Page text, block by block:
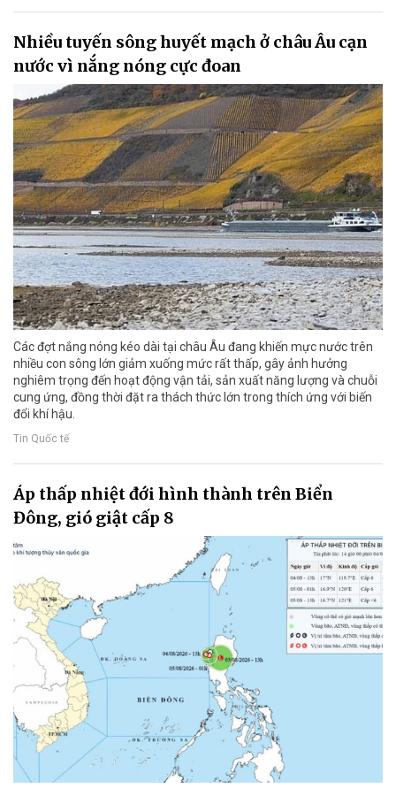
Nhiều tuyến sông huyết mạch ở châu Âu cạn
nước vì nắng nóng cực đoan
Các đợt nắng nóng kéo dài tại châu Âu đang khiến mực nước trên
nhiều con sông lớn giảm xuống mức rất thấp, gây ảnh hưởng
nghiêm trọng đến hoạt động vận tải, sản xuất năng lượng và chuỗi
cung ứng, đồng thời đặt ra thách thức lớn trong thích ứng với biến
đổi khí hậu.
Tin Quốc tế
Áp thấp nhiệt đới hình thành trên Biển
Đông, gió giật cấp 8